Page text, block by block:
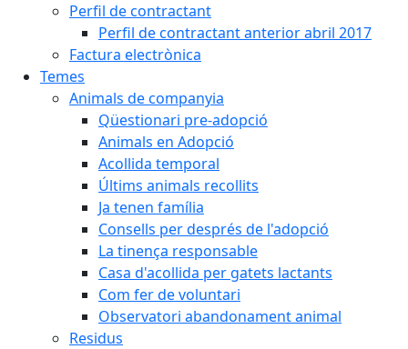
Perfil de contractant
Perfil de contractant anterior abril 2017
Factura electrònica
Temes
Animals de companyia
Qüestionari pre-adopció
Animals en Adopció
Acollida temporal
Últims animals recollits
Ja tenen família
Consells per després de l'adopció
La tinença responsable
Casa d'acollida per gatets lactants
Com fer de voluntari
Observatori abandonament animal
Residus